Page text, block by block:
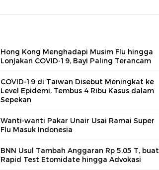
Hong Kong Menghadapi Musim Flu hingga
Lonjakan COVID-19, Bayi Paling Terancam
COVID-19 di Taiwan Disebut Meningkat ke
Level Epidemi, Tembus 4 Ribu Kasus dalam
Sepekan
Wanti-wanti Pakar Unair Usai Ramai Super
Flu Masuk Indonesia
BNN Usul Tambah Anggaran Rp 5,05 T, buat
Rapid Test Etomidate hingga Advokasi